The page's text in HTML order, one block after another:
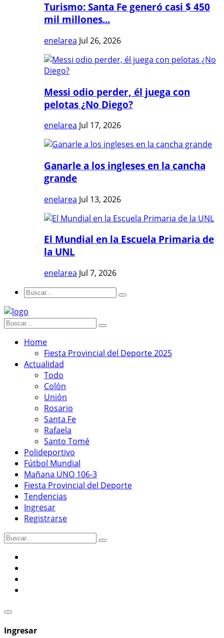
Turismo: Santa Fe generó casi $ 450
mil millones...
enelarea Jul 26, 2026
Messi odio perder, él juega con
pelotas ¿No Diego?
enelarea Jul 17, 2026
Ganarle a los ingleses en la cancha
grande
enelarea Jul 13, 2026
El Mundial en la Escuela Primaria de
la UNL
enelarea Jul 7, 2026
Home
Fiesta Provincial del Deporte 2025
Actualidad
Todo
Colón
Unión
Rosario
Santa Fe
Rafaela
Santo Tomé
Polideportivo
Fútbol Mundial
Mañana UNO 106-3
Fiesta Provincial del Deporte
Tendencias
Ingresar
Registrarse
Ingresar